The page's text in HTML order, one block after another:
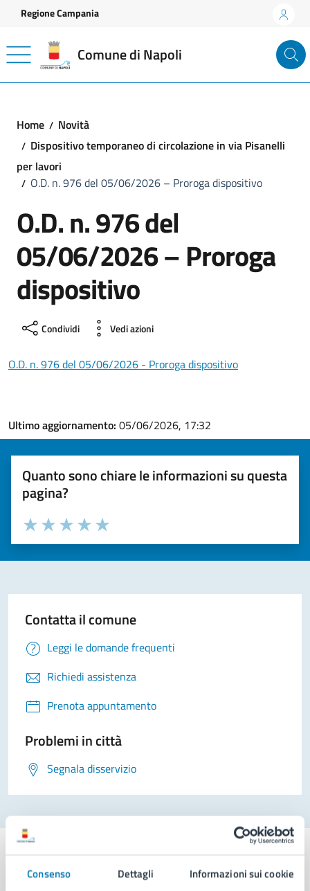
Consenso Dettagli Informazioni sui cookie
Vai ai contenuti
Vai al footer
Regione Campania
Comune di Napoli
Home
Novità
Dispositivo temporaneo di circolazione in via Pisanelli
per lavori
O.D. n. 976 del 05/06/2026 – Proroga dispositivo
O.D. n. 976 del
05/06/2026 – Proroga
dispositivo
Condividi Vedi azioni
O.D. n. 976 del 05/06/2026 - Proroga dispositivo
Ultimo aggiornamento: 05/06/2026, 17:32
Quanto sono chiare le informazioni su questa
pagina?
Valuta la chiarezza delle informazioni (da 1 a 5 stelle)
Seleziona il numero di stelle per valutare la chiarezza delle
Valuta 5 stelle su 5
Valuta 4 stelle su 5
Valuta 3 stelle su 5
Valuta 2 stelle su 5
Valuta 1 stelle su 5
Contatta il comune
Leggi le domande frequenti
Richiedi assistenza
Prenota appuntamento
Problemi in città
Segnala disservizio